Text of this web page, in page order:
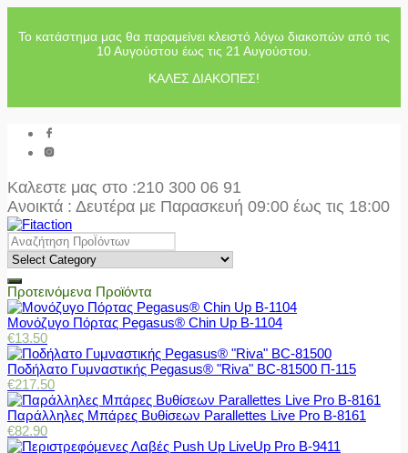
Το κατάστημα μας θα παραμείνει κλειστό λόγω διακοπών από τις
10 Αυγούστου έως τις 21 Αυγούστου.
ΚΑΛΕΣ ΔΙΑΚΟΠΕΣ!
Καλεστε μας στο :210 300 06 91
Ανοικτά : Δευτέρα με Παρασκευή 09:00 έως τις 18:00
Προτεινόμενα Προϊόντα
Μονόζυγο Πόρτας Pegasus® Chin Up Β-1104
€13.50
Ποδήλατο Γυμναστικής Pegasus® "Riva" BC-81500 Π-115
€217.50
Παράλληλες Μπάρες Βυθίσεων Parallettes Live Pro Β-8161
€82.90